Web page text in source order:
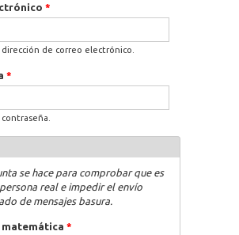
*
de correo electrónico.
*
se hace para comprobar que es
real e impedir el envío
de mensajes basura.
matemática *